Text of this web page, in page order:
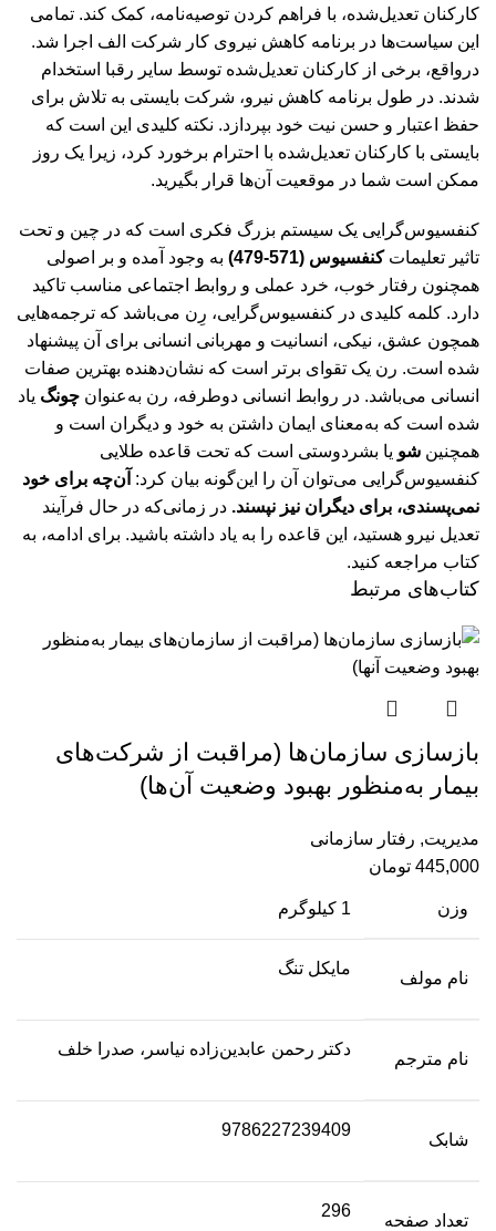
کارکنان تعدیل‌شده، با فراهم کردن توصیه‌نامه، کمک کند. تمامی
این سیاست‌ها در برنامه کاهش نیروی کار شرکت الف اجرا شد.
درواقع، برخی از کارکنان تعدیل‌شده توسط سایر رقبا استخدام
شدند. در طول برنامه کاهش نیرو، شرکت بایستی به تلاش برای
حفظ اعتبار و حسن نیت خود بپردازد. نکته کلیدی این است که
بایستی با کارکنان تعدیل‌شده با احترام برخورد کرد، زیرا یک روز
ممکن است شما در موقعیت آن‌ها قرار بگیرید.
کنفسیوس‌گرایی یک سیستم بزرگ فکری است که در چین و تحت
تاثیر تعلیماتکنفسیوس (571-479)
به وجود آمده و بر اصولی
همچنون رفتار خوب، خرد عملی و روابط اجتماعی مناسب تاکید
دارد. کلمه کلیدی در کنفسیوس‌گرایی، رِن می‌باشد که ترجمه‌هایی
همچون عشق، نیکی، انسانیت و مهربانی انسانی برای آن پیشنهاد
شده است. رن یک تقوای برتر است که نشان‌دهنده بهترین صفات
انسانی می‌باشد. در روابط انسانی دوطرفه، رن به‌عنوان چونگ یاد
شده است که به‌معنای ایمان داشتن به خود و دیگران است و
همچنین شو یا بشردوستی است که تحت قاعده طلایی
کنفسیوس‌گرایی می‌توان آن را این‌گونه بیان کرد: آن‌چه برای خود
نمی‌پسندی، برای دیگران نیز نپسند. در زمانی‌که در حال فرآیند
تعدیل نیرو هستید، این قاعده را به یاد داشته باشید. برای ادامه، به
کتاب مراجعه کنید.
کتاب‌های مرتبط
بازسازی سازمان‌ها (مراقبت از شرکت‌های
بيمار به‌منظور بهبود وضعيت آن‌‌ها)
مدیریت, رفتار سازمانی
445,000 تومان
وزن 1 کیلوگرم
نام مولف
مایکل تنگ
نام مترجم
دکتر رحمن عابدین‌زاده نیاسر، صدرا خلف
شابک
9786227239409
تعداد صفحه
296